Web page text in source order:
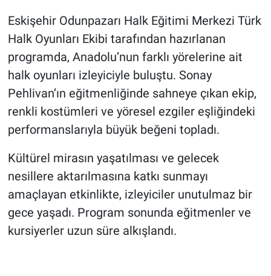
Eskişehir Odunpazarı Halk Eğitimi Merkezi Türk
Halk Oyunları Ekibi tarafından hazırlanan
programda, Anadolu’nun farklı yörelerine ait
halk oyunları izleyiciyle buluştu. Sonay
Pehlivan’ın eğitmenliğinde sahneye çıkan ekip,
renkli kostümleri ve yöresel ezgiler eşliğindeki
performanslarıyla büyük beğeni topladı.
Kültürel mirasın yaşatılması ve gelecek
nesillere aktarılmasına katkı sunmayı
amaçlayan etkinlikte, izleyiciler unutulmaz bir
gece yaşadı. Program sonunda eğitmenler ve
kursiyerler uzun süre alkışlandı.